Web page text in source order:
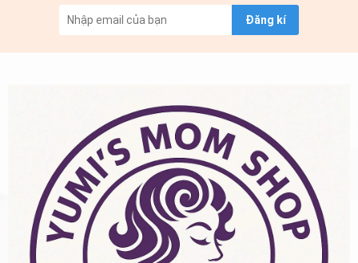
Đăng kí